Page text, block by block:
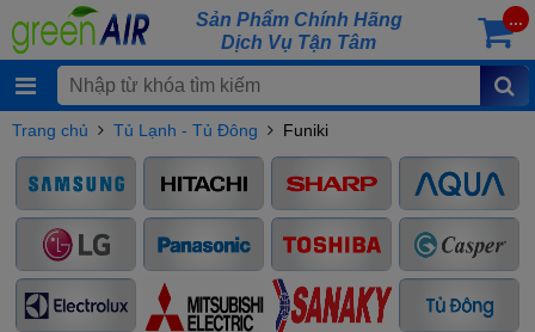
Sản Phẩm Chính Hãng
Dịch Vụ Tận Tâm
...
Trang chủ Tủ Lạnh - Tủ Đông Funiki